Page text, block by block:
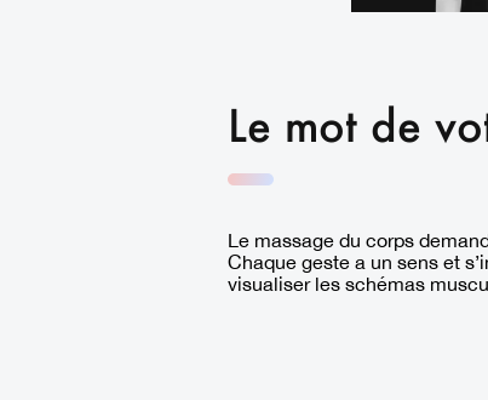
Le mot de
Le massage du corps
Chaque geste a un sens et
visualiser les schémas